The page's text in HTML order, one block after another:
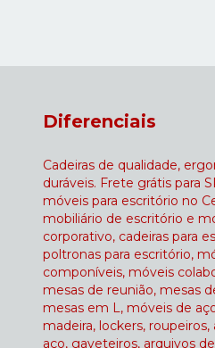
Diferenciais
Cadeiras de qualidade,
duráveis. Frete grátis para
móveis para escritório no
mobiliário de escritório e
corporativo, cadeiras para
poltronas para escritório,
componíveis, móveis
mesas de reunião, mesas
mesas em L, móveis de
madeira, lockers, roupeiros,
aço, gaveteiros, arquivos